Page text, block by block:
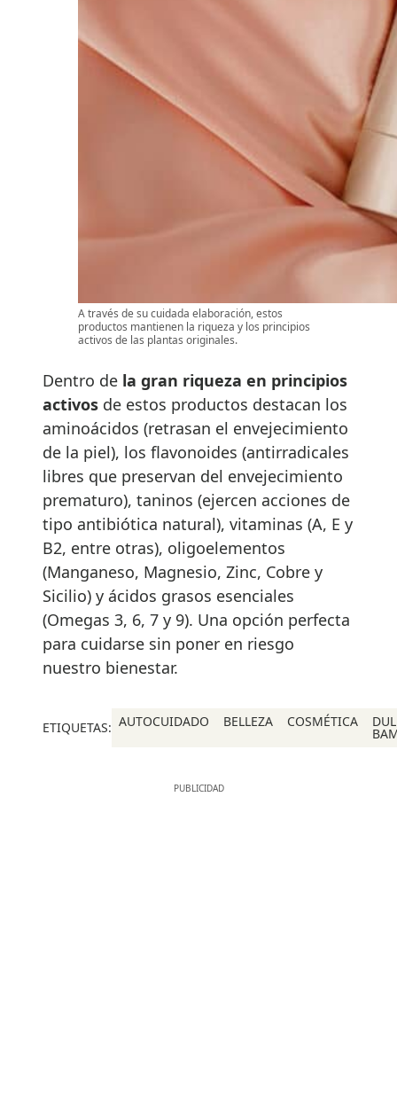
A través de su cuidada elaboración, estos
productos mantienen la riqueza y los principios
activos de las plantas originales.
Dentro de la gran riqueza en principios
activos de estos productos destacan los
aminoácidos (retrasan el envejecimiento
de la piel), los flavonoides (antirradicales
libres que preservan del envejecimiento
prematuro), taninos (ejercen acciones de
tipo antibiótica natural), vitaminas (A, E y
B2, entre otras), oligoelementos
(Manganeso, Magnesio, Zinc, Cobre y
Sicilio) y ácidos grasos esenciales
(Omegas 3, 6, 7 y 9). Una opción perfecta
para cuidarse sin poner en riesgo
nuestro bienestar.
ETIQUETAS: AUTOCUIDADO BELLEZA COSMÉTICA